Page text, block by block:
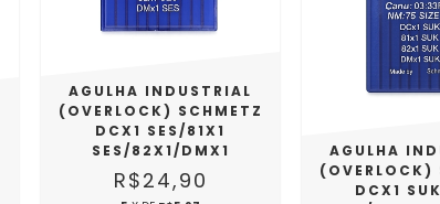
AGULHA INDUSTRIAL
(OVERLOCK) SCHMETZ
DCX1 SES/81X1
SES/82X1/DMX1
R$24,90
AGULHA
(OVERLOCK)
DCX1